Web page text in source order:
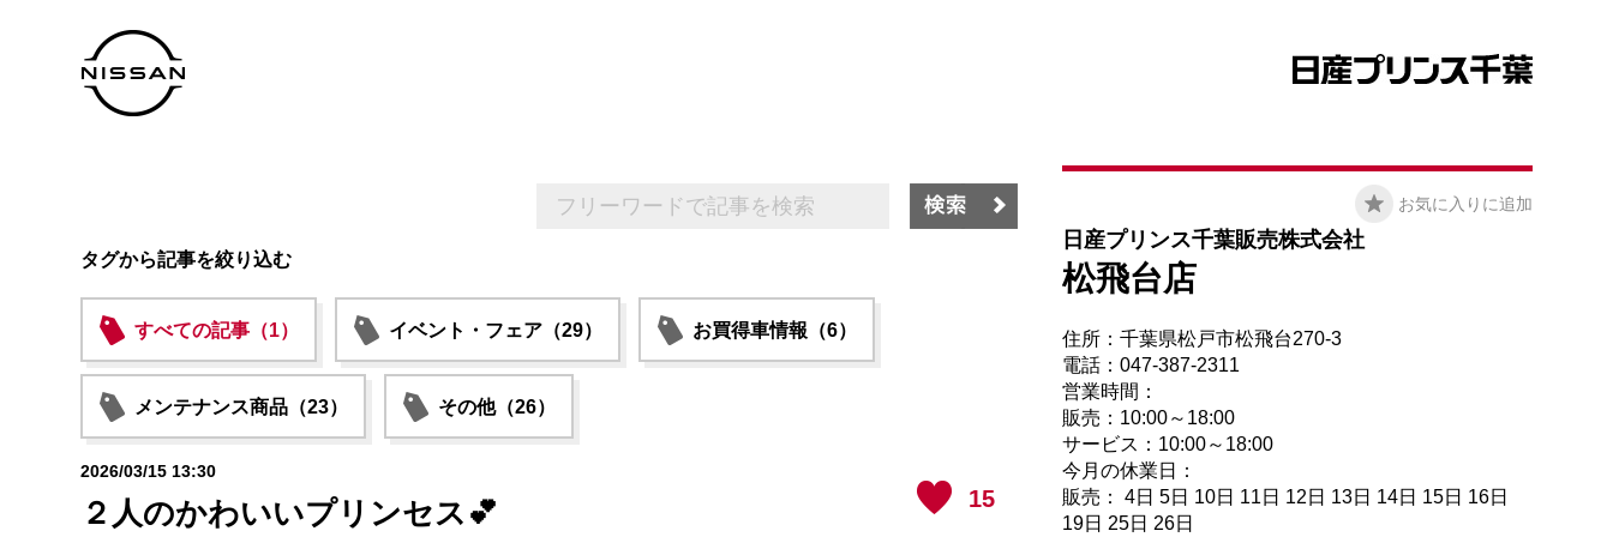
タグから記事を絞り込む
すべての記事（1） イベント・フェア（29） お買得車情報（6）
メンテナンス商品（23） その他（26）
15
2026/03/15 13:30
２人のかわいいプリンセス💕
お気に入りに追加
日産プリンス千葉販売株式会社
松飛台店
住所：千葉県松戸市松飛台270-3
電話：047-387-2311
営業時間：
販売：10:00～18:00
サービス：10:00～18:00
今月の休業日：
販売： 4日 5日 10日 11日 12日 13日 14日 15日 16日
19日 25日 26日